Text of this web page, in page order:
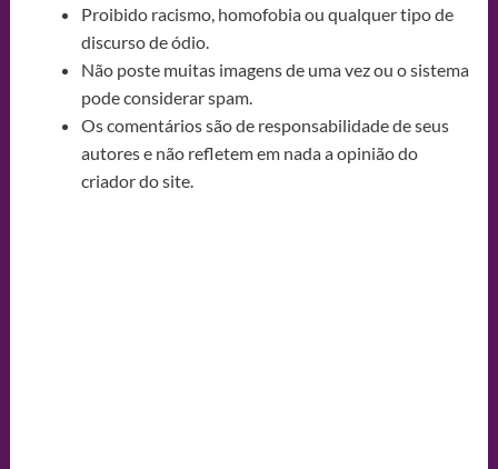
Proibido racismo, homofobia ou qualquer tipo de
discurso de ódio.
Não poste muitas imagens de uma vez ou o sistema
pode considerar spam.
Os comentários são de responsabilidade de seus
autores e não refletem em nada a opinião do
criador do site.